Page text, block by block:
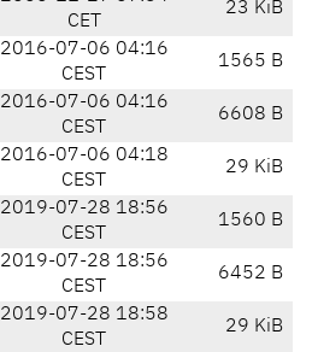
CET
23 KiB
2016-07-06 04:16
CEST
1565 B
2016-07-06 04:16
CEST
6608 B
2016-07-06 04:18
CEST
29 KiB
2019-07-28 18:56
CEST
1560 B
2019-07-28 18:56
CEST
6452 B
2019-07-28 18:58
CEST
29 KiB